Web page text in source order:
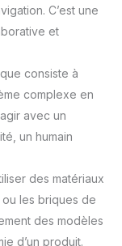
C’est une
et
consiste à
complexe en
avec un
un humain
des matériaux
les briques de
des modèles
d’un produit.